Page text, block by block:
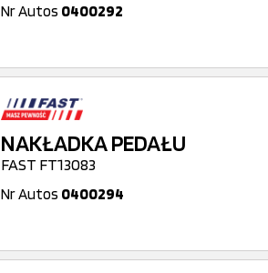
Nr Autos 0400292
NAKŁADKA PEDAŁU
FAST FT13083
Nr Autos 0400294